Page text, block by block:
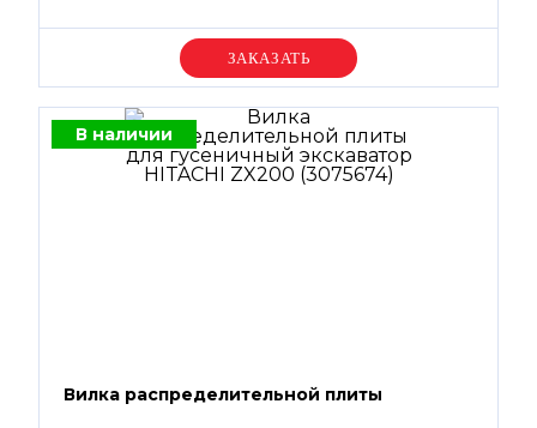
Уточняйте цену
В наличии
Вилка распределительной плиты